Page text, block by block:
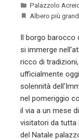
Palazzolo
Albero più
Il borgo barocco
si immerge
ricco di
ufficialmente
solennità
nel pomeriggio
il via a un mese
visitatori da tutta
del Natale